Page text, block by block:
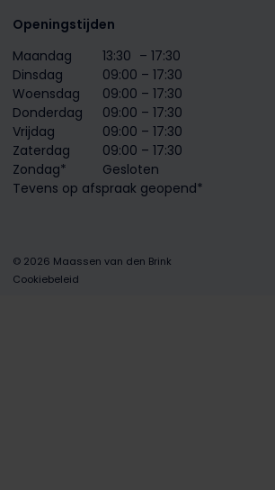
Openingstijden
Maandag
13:30 – 17:30
Dinsdag
09:00 – 17:30
Woensdag
09:00 – 17:30
Donderdag
09:00 – 17:30
Vrijdag
09:00 – 17:30
Zaterdag
09:00 – 17:30
Zondag*
Gesloten
Tevens op afspraak geopend*
© 2026 Maassen van den Brink
Cookiebeleid